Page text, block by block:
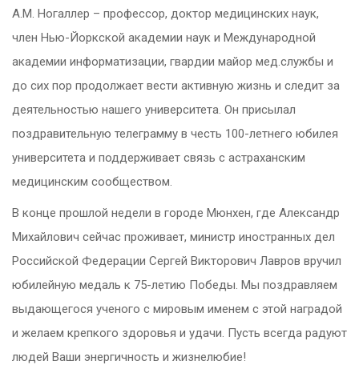
А.М. Ногаллер – профессор, доктор медицинских наук,
член Нью-Йоркской академии наук и Международной
академии информатизации, гвардии майор мед.службы и
до сих пор продолжает вести активную жизнь и следит за
деятельностью нашего университета. Он присылал
поздравительную телеграмму в честь 100-летнего юбилея
университета и поддерживает связь с астраханским
медицинским сообществом.
В конце прошлой недели в городе Мюнхен, где Александр
Михайлович сейчас проживает, министр иностранных дел
Российской Федерации Сергей Викторович Лавров вручил
юбилейную медаль к 75-летию Победы. Мы поздравляем
выдающегося ученого с мировым именем с этой наградой
и желаем крепкого здоровья и удачи. Пусть всегда радуют
людей Ваши энергичность и жизнелюбие!